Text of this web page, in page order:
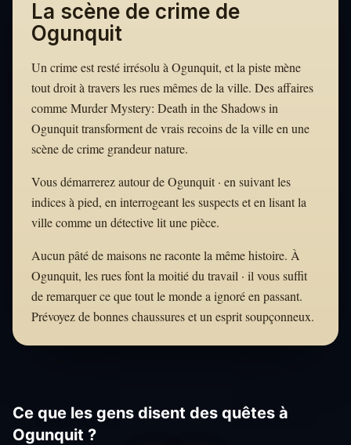
La scène de crime de
Ogunquit
Un crime est resté irrésolu à Ogunquit, et la piste mène
tout droit à travers les rues mêmes de la ville. Des affaires
comme Murder Mystery: Death in the Shadows in
Ogunquit transforment de vrais recoins de la ville en une
scène de crime grandeur nature.
Vous démarrerez autour de Ogunquit · en suivant les
indices à pied, en interrogeant les suspects et en lisant la
ville comme un détective lit une pièce.
Aucun pâté de maisons ne raconte la même histoire. À
Ogunquit, les rues font la moitié du travail · il vous suffit
de remarquer ce que tout le monde a ignoré en passant.
Prévoyez de bonnes chaussures et un esprit soupçonneux.
Ce que les gens disent des quêtes à
Ogunquit ?